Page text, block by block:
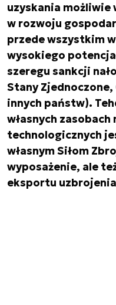
uzyskania możliwie
w rozwoju
przede wszystkim
wysokiego
szeregu sankcji
Stany Zjednoczone,
innych państw).
własnych
technologicznych
własnym Siłom
wyposażenie, ale
eksportu